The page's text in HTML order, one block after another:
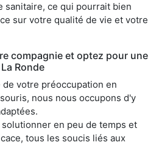
sanitaire, ce qui pourrait bien
sur votre qualité de vie et votre
compagnie et optez pour une
Ronde
votre préoccupation en
nous nous occupons d'y
en peu de temps et
tous les soucis liés aux